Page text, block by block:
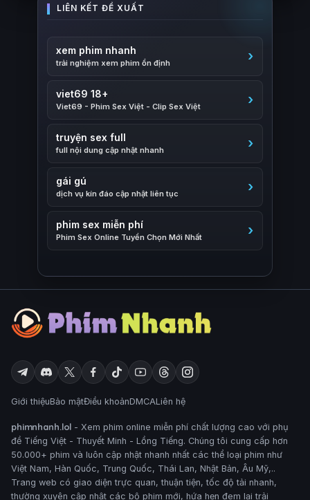
xem phim nhanh
trải nghiệm xem phim ổn định
viet69 18+
Viet69 - Phim Sex Việt - Clip Sex Việt
truyện sex full
full nội dung cập nhật nhanh
gái gú
dịch vụ kín đáo cập nhật liên tục
phim sex miễn phí
Phim Sex Online Tuyển Chọn Mới Nhất
Giới thiệuBảo mậtĐiều khoảnDMCALiên hệ
phimnhanh.lol - Xem phim online miễn phí chất lượng cao với phụ
đề Tiếng Việt - Thuyết Minh - Lồng Tiếng. Chúng tôi cung cấp hơn
50.000+ phim và luôn cập nhật nhanh nhất các thể loại phim như
Việt Nam, Hàn Quốc, Trung Quốc, Thái Lan, Nhật Bản, Âu Mỹ,..
Trang web có giao diện trực quan, thuận tiện, tốc độ tải nhanh,
thường xuyên cập nhật các bộ phim mới, hứa hẹn đem lại trải